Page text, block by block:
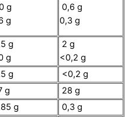
g
g
0,6 g
0,3 g
g
g
2 g
<0,2 g
g
<0,2 g
g
28 g
g 0,3 g